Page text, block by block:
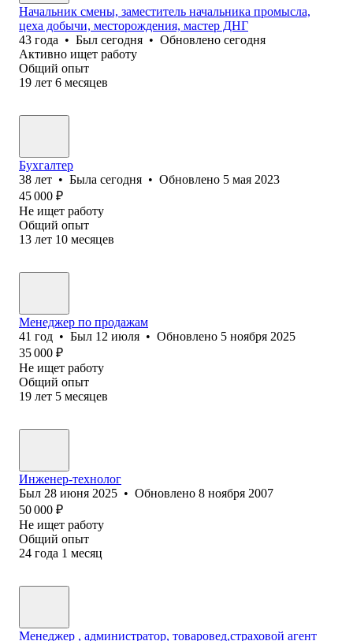
Начальник смены, заместитель начальника промысла,
цеха добычи, месторождения, мастер ДНГ
43 года • Был сегодня • Обновлено сегодня
Активно ищет работу
Общий опыт
19 лет 6 месяцев
Бухгалтер
38 лет • Была сегодня • Обновлено 5 мая 2023
45 000 ₽
Не ищет работу
Общий опыт
13 лет 10 месяцев
Менеджер по продажам
41 год • Был 12 июля • Обновлено 5 ноября 2025
35 000 ₽
Не ищет работу
Общий опыт
19 лет 5 месяцев
Инженер-технолог
Был 28 июня 2025 • Обновлено 8 ноября 2007
50 000 ₽
Не ищет работу
Общий опыт
24 года 1 месяц
Менеджер , администратор, товаровед,страховой агент